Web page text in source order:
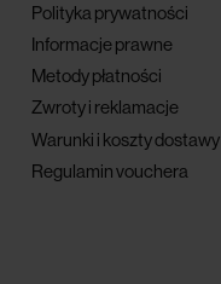
Polityka prywatności
Informacje prawne
Metody płatności
Zwroty i reklamacje
Warunki i koszty dostawy
Regulamin vouchera